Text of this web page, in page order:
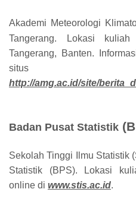
Akademi Meteorologi
Tangerang. Lokasi
Tangerang, Banten.
situs
http://amg.ac.id/site/
Badan Pusat Statistik
Sekolah Tinggi Ilmu Statistik
Statistik (BPS). Lokasi
online di www.stis.ac.id.